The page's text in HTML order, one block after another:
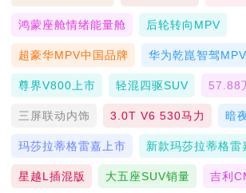
鸿蒙座舱情绪能量舱 后轮转向MPV
超豪华MPV中国品牌 华为乾崑智驾MPV
尊界V800上市 轻混四驱SUV 57.88
三屏联动内饰 3.0T V6 530马力 暗
玛莎拉蒂格雷嘉上市 新款玛莎拉蒂格雷
星越L插混版 大五座SUV销量 吉利